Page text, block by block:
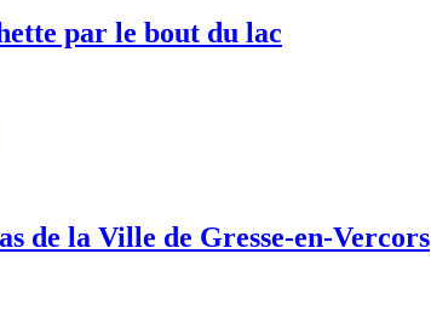
par le bout du lac
de la Ville de Gresse-en-Vercors